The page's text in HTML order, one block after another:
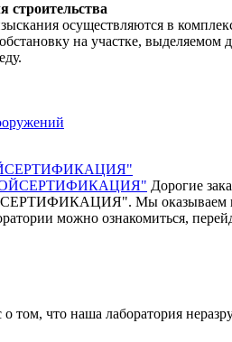
строительства
осуществляются в
на участке, выделяемом
Дорогие
Мы оказываем
можно ознакомиться,
том, что наша лаборатория